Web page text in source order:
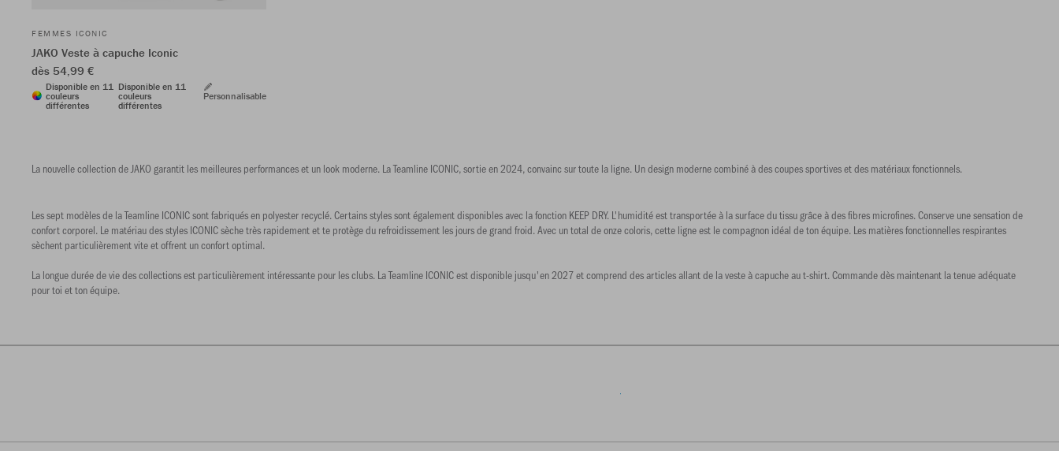
FEMMES ICONIC
JAKO Veste à capuche Iconic
dès 54,99 €
Disponible en 11
couleurs
différentes
Disponible en 11
couleurs
différentes
Personnalisable
La nouvelle collection de JAKO garantit les meilleures performances et un look moderne. La Teamline ICONIC, sortie en 2024, convainc sur toute la ligne. Un design moderne combiné à des coupes sportives et des matériaux fonctionnels.
Les sept modèles de la Teamline ICONIC sont fabriqués en polyester recyclé. Certains styles sont également disponibles avec la fonction KEEP DRY. L'humidité est transportée à la surface du tissu grâce à des fibres microfines. Conserve une sensation de
confort corporel. Le matériau des styles ICONIC sèche très rapidement et te protège du refroidissement les jours de grand froid. Avec un total de onze coloris, cette ligne est le compagnon idéal de ton équipe. Les matières fonctionnelles respirantes
sèchent particulièrement vite et offrent un confort optimal.
La longue durée de vie des collections est particulièrement intéressante pour les clubs. La Teamline ICONIC est disponible jusqu'en 2027 et comprend des articles allant de la veste à capuche au t-shirt. Commande dès maintenant la tenue adéquate
pour toi et ton équipe.